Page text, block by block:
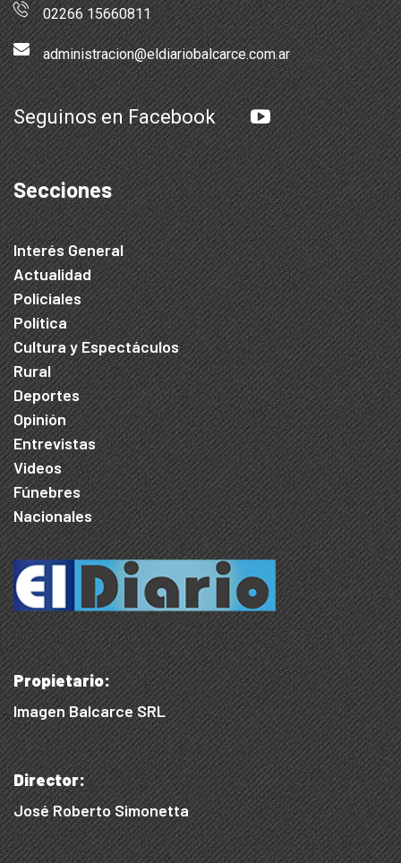
02266 15660811
administracion@eldiariobalcarce.com.ar
Seguinos en Facebook
Secciones
Interés General
Actualidad
Policiales
Política
Cultura y Espectáculos
Rural
Deportes
Opinión
Entrevistas
Videos
Fúnebres
Nacionales
Propietario:
Imagen Balcarce SRL
Director:
José Roberto Simonetta